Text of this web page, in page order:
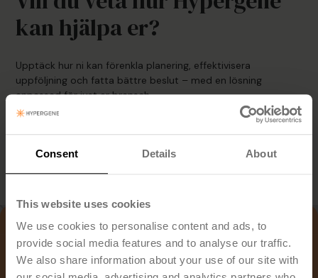
Consent Details About
This website uses cookies
We use cookies to personalise content and ads, to
provide social media features and to analyse our traffic.
We also share information about your use of our site with
kan hjälpa er?
Upptäck hur ni kan förenkla planering, effektivisera
uppföljning och fatta bättre beslut – med en lösning
anpassad för just er bransch.
Boka demo